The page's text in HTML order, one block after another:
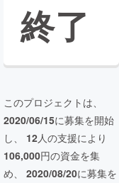
終了
このプロジェクトは、
2020/06/15に募集を開始
し、 12人の支援により
106,000円の資金を集
め、 2020/08/20に募集を